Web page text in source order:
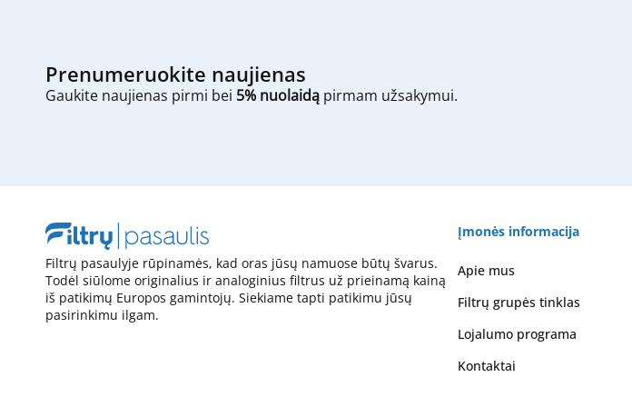
Prenumeruokite naujienas
Gaukite naujienas pirmi bei 5% nuolaidą pirmam užsakymui.
Filtrų pasaulyje rūpinamės, kad oras jūsų namuose būtų švarus.
Todėl siūlome originalius ir analoginius filtrus už prieinamą kainą
iš patikimų Europos gamintojų. Siekiame tapti patikimu jūsų
pasirinkimu ilgam.
Įmonės informacija
Apie mus
Filtrų grupės tinklas
Lojalumo programa
Kontaktai